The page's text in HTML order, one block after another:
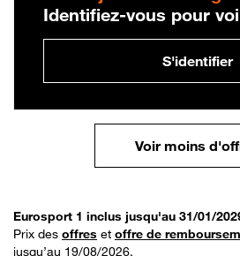
Identifiez-vous pour
S'identifier
Voir moins
Eurosport 1 inclus jusqu'au 31/01/
Prix des offres et offre de
jusqu’au 19/08/2026.